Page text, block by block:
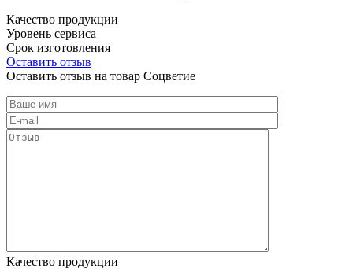
Качество продукции
Уровень сервиса
Срок изготовления
Оставить отзыв
Оставить отзыв на товар Соцветие
Качество продукции